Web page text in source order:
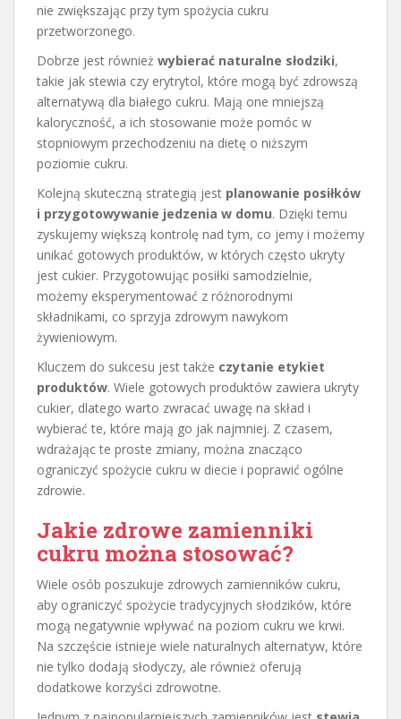
nie zwiększając przy tym spożycia cukru
przetworzonego.
Dobrze jest również wybierać naturalne słodziki,
takie jak stewia czy erytrytol, które mogą być zdrowszą
alternatywą dla białego cukru. Mają one mniejszą
kaloryczność, a ich stosowanie może pomóc w
stopniowym przechodzeniu na dietę o niższym
poziomie cukru.
Kolejną skuteczną strategią jest planowanie posiłków
i przygotowywanie jedzenia w domu. Dzięki temu
zyskujemy większą kontrolę nad tym, co jemy i możemy
unikać gotowych produktów, w których często ukryty
jest cukier. Przygotowując posiłki samodzielnie,
możemy eksperymentować z różnorodnymi
składnikami, co sprzyja zdrowym nawykom
żywieniowym.
Kluczem do sukcesu jest także czytanie etykiet
produktów. Wiele gotowych produktów zawiera ukryty
cukier, dlatego warto zwracać uwagę na skład i
wybierać te, które mają go jak najmniej. Z czasem,
wdrażając te proste zmiany, można znacząco
ograniczyć spożycie cukru w diecie i poprawić ogólne
zdrowie.
Jakie zdrowe zamienniki
cukru można stosować?
Wiele osób poszukuje zdrowych zamienników cukru,
aby ograniczyć spożycie tradycyjnych słodzików, które
mogą negatywnie wpływać na poziom cukru we krwi.
Na szczęście istnieje wiele naturalnych alternatyw, które
nie tylko dodają słodyczy, ale również oferują
dodatkowe korzyści zdrowotne.